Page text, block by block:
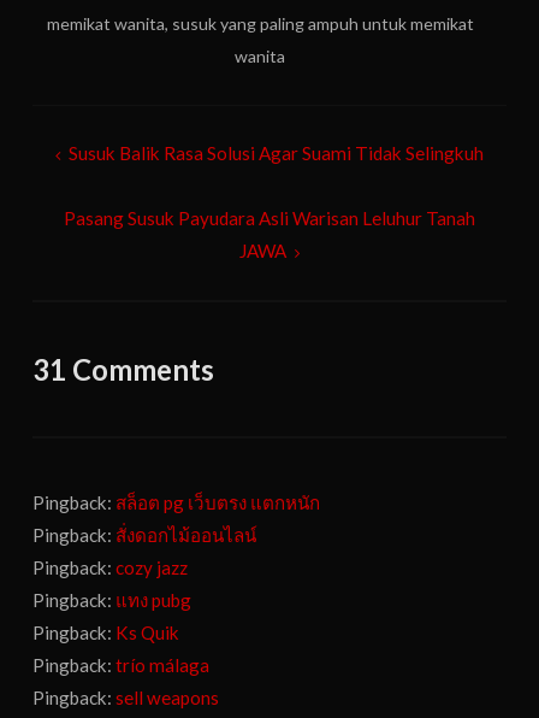
memikat wanita, susuk yang paling ampuh untuk memikat
wanita
PostSusuk Balik Rasa Solusi Agar Suami Tidak Selingkuh
Pasang Susuk Payudara Asli Warisan Leluhur Tanah
JAWA
31 Comments
Pingback: สล็อต pg เว็บตรง แตกหนัก
Pingback: สั่งดอกไม้ออนไลน์
Pingback:cozy jazz
Pingback: แทง pubg
Pingback: Ks Quik
Pingback:trío málaga
Pingback:sell weapons